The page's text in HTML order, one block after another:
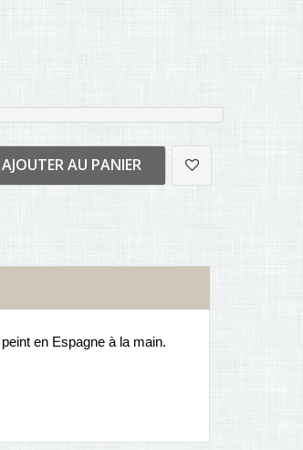
AJOUTER AU PANIER
en Espagne à la main.